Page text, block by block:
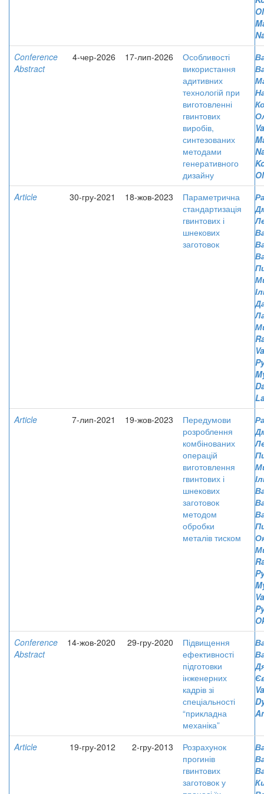
Conference
Abstract
4-чер-2026 17-лип-2026
Особливості
використання
адитивних
технологій при
виготовленні
гвинтових
виробів,
синтезованих
методами
генеративного
дизайну
Article
30-гру-2021 18-жов-2023
Параметрична
стандартизація
гвинтових і
шнекових
заготовок
Article
7-лип-2021 19-жов-2023
Передумови
розроблення
комбінованих
операцій
виготовлення
гвинтових і
шнекових
заготовок
методом
обробки
металів тиском
Conference
Abstract
14-жов-2020 29-гру-2020
Підвищення
ефективності
підготовки
інженерних
кадрів зі
спеціальності
“прикладна
механіка”
Article 19-гру-2012 2-гру-2013
Розрахунок
прогинів
гвинтових
заготовок у